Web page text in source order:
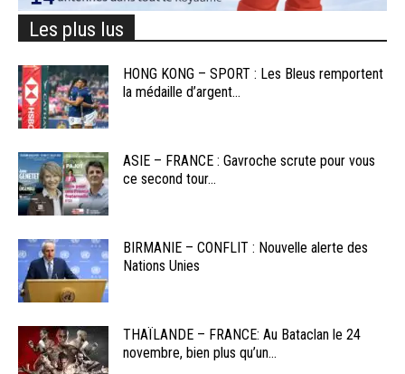
Les plus lus
HONG KONG – SPORT : Les Bleus remportent
la médaille d’argent...
ASIE – FRANCE : Gavroche scrute pour vous
ce second tour...
BIRMANIE – CONFLIT : Nouvelle alerte des
Nations Unies
THAÏLANDE – FRANCE: Au Bataclan le 24
novembre, bien plus qu’un...